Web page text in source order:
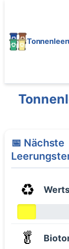
📅 Nächste
♻️
🥬